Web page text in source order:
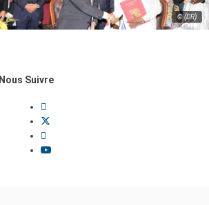
© (DR)
Nous Suivre